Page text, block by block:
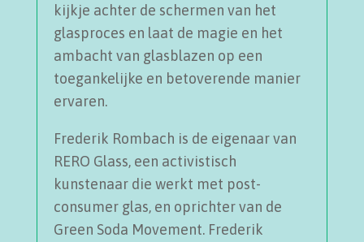
kijkje achter de schermen van het
glasproces en laat de magie en het
ambacht van glasblazen op een
toegankelijke en betoverende manier
ervaren.
Frederik Rombach is de eigenaar van
RERO Glass, een activistisch
kunstenaar die werkt met post-
consumer glas, en oprichter van de
Green Soda Movement. Frederik